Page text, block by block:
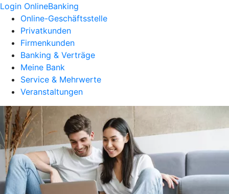
Login OnlineBanking
Online-Geschäftsstelle
Privatkunden
Firmenkunden
Banking & Verträge
Meine Bank
Service & Mehrwerte
Veranstaltungen